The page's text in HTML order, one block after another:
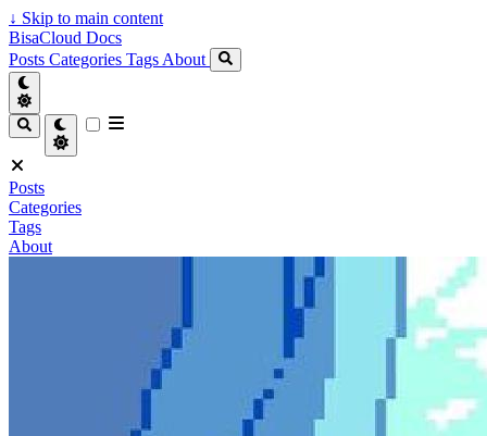
↓ Skip to main content
BisaCloud Docs
Posts Categories Tags About
Posts
Categories
Tags
About